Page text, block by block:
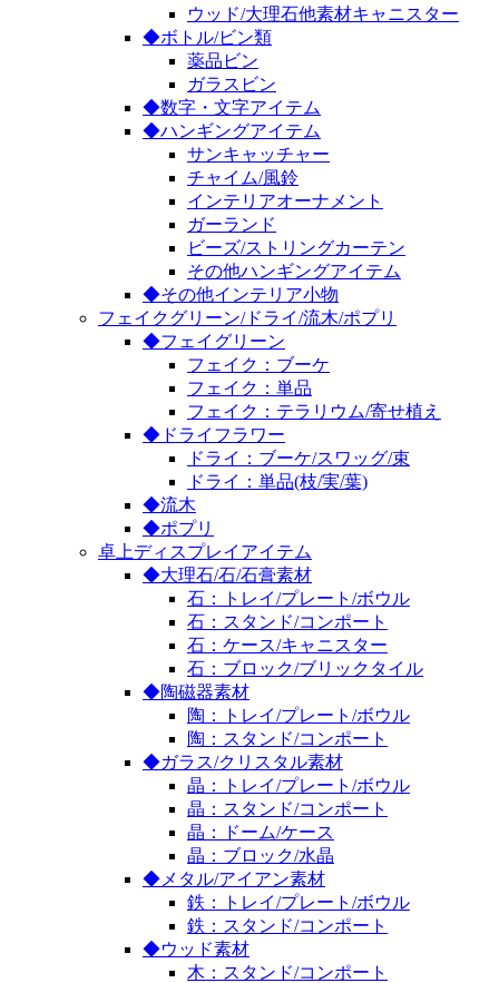
ウッド/大理石他素材キャニスター
◆ボトル/ビン類
薬品ビン
ガラスビン
◆数字・文字アイテム
◆ハンギングアイテム
サンキャッチャー
チャイム/風鈴
インテリアオーナメント
ガーランド
ビーズ/ストリングカーテン
その他ハンギングアイテム
◆その他インテリア小物
フェイクグリーン/ドライ/流木/ポプリ
◆フェイグリーン
フェイク：ブーケ
フェイク：単品
フェイク：テラリウム/寄せ植え
◆ドライフラワー
ドライ：ブーケ/スワッグ/束
ドライ：単品(枝/実/葉)
◆流木
◆ポプリ
卓上ディスプレイアイテム
◆大理石/石/石膏素材
石：トレイ/プレート/ボウル
石：スタンド/コンポート
石：ケース/キャニスター
石：ブロック/ブリックタイル
◆陶磁器素材
陶：トレイ/プレート/ボウル
陶：スタンド/コンポート
◆ガラス/クリスタル素材
晶：トレイ/プレート/ボウル
晶：スタンド/コンポート
晶：ドーム/ケース
晶：ブロック/水晶
◆メタル/アイアン素材
鉄：トレイ/プレート/ボウル
鉄：スタンド/コンポート
◆ウッド素材
木：スタンド/コンポート